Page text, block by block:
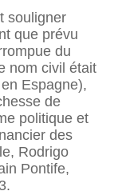
souligner
que prévu
du
nom civil était
Espagne),
de
politique et
des
Rodrigo
Pontife,